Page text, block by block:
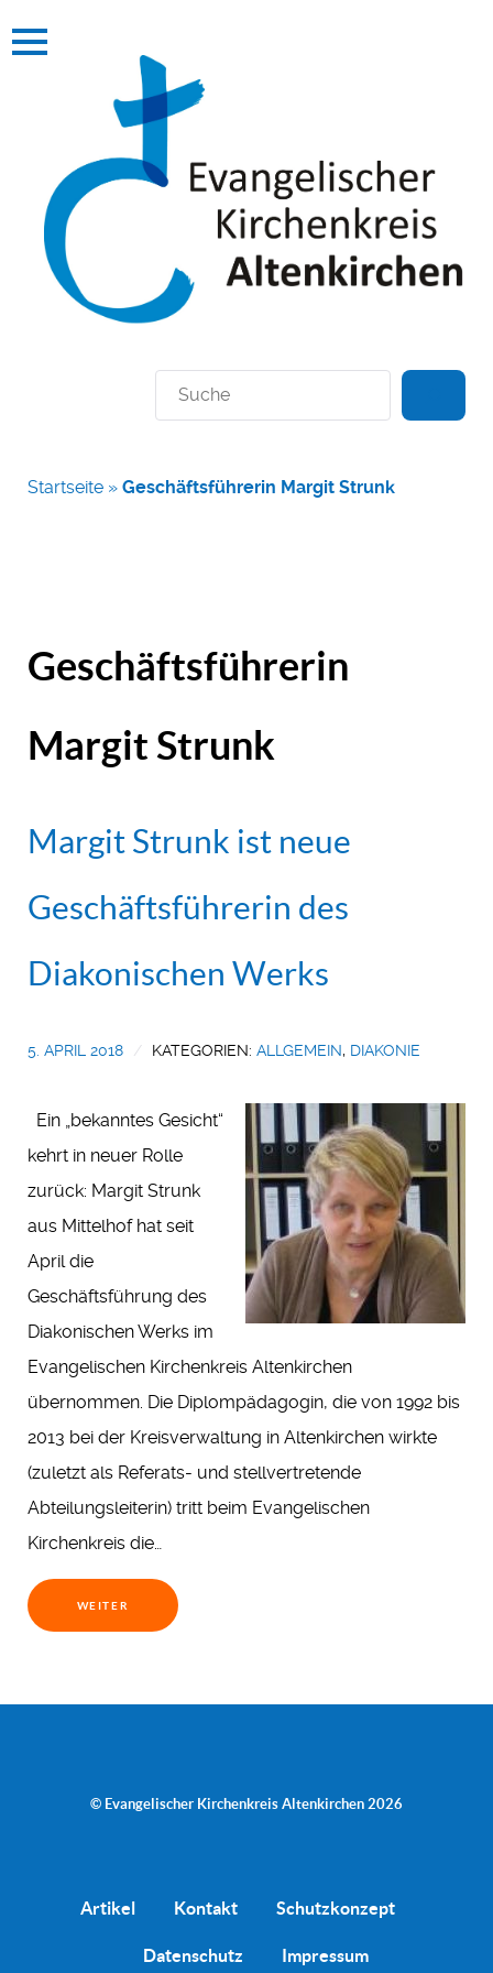
Suchen
Startseite » Geschäftsführerin Margit Strunk
Geschäftsführerin
Margit Strunk
Margit Strunk ist neue
Geschäftsführerin des
Diakonischen Werks
5. APRIL 2018 KATEGORIEN: ALLGEMEIN, DIAKONIE
Ein „bekanntes Gesicht“
kehrt in neuer Rolle
zurück: Margit Strunk
aus Mittelhof hat seit
April die
Geschäftsführung des
Diakonischen Werks im
Evangelischen Kirchenkreis Altenkirchen
übernommen. Die Diplompädagogin, die von 1992 bis
2013 bei der Kreisverwaltung in Altenkirchen wirkte
(zuletzt als Referats- und stellvertretende
Abteilungsleiterin) tritt beim Evangelischen
Kirchenkreis die…
WEITER
© Evangelischer Kirchenkreis Altenkirchen 2026
Artikel Kontakt Schutzkonzept
Datenschutz Impressum